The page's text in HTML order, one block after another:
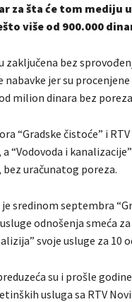
za šta će tom mediju
više od 900.000
zaključena bez
nabavke jer su
milion dinara bez
“Gradske čistoće” i
a “Vodovoda i
bez uračunatog poreza.
je sredinom septembra
odnošenja smeća
svoje usluge za 10
su i prošle
usluga sa RTV